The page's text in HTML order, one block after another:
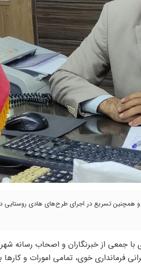
همچنین تسریع در اجرای طرح‌های هادی روستایی
جمعی از خبرنگاران و اصحاب رسانه
فرمانداری خوی، تمامی امورات و